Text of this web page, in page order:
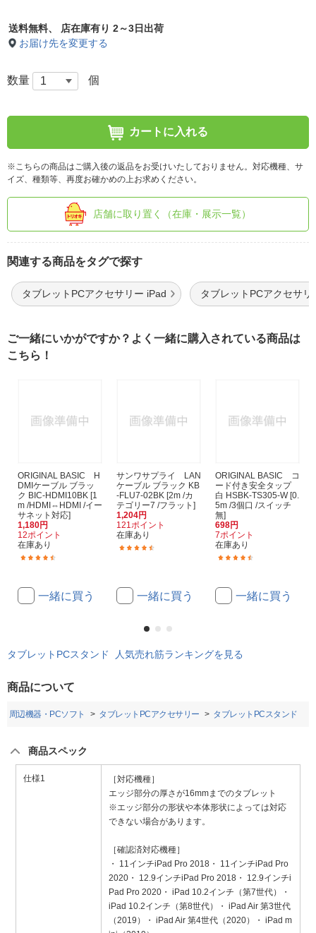
送料無料、
店在庫有り 2～3日出荷
お届け先を変更する
数量 個
カートに入れる
※こちらの商品はご購入後の返品をお受けいたしておりません。対応機種、サ
イズ、種類等、再度お確かめの上お求めください。
店舗に取り置く（在庫・展示一覧）
関連する商品をタグで探す
タブレットPCアクセサリー iPad タブレットPCアクセサ
ご一緒にいかがですか？よく一緒に購入されている商品は
こちら！
ORIGINAL BASIC H
DMIケーブル ブラッ
ク BIC-HDMI10BK [1
m /HDMI⇔HDMI /イー
サネット対応]
1,180円
12ポイント
在庫あり
一緒に買う
サンワサプライ LAN
ケーブル ブラック KB
-FLU7-02BK [2m /カ
テゴリー7 /フラット]
1,204円
121ポイント
在庫あり
一緒に買う
ORIGINAL BASIC コ
ード付き安全タップ
白 HSBK-TS305-W [0.
5m /3個口 /スイッチ
無]
698円
7ポイント
在庫あり
一緒に買う
タブレットPCスタンド 人気売れ筋ランキングを見る
商品について
周辺機器・PCソフト タブレットPCアクセサリー タブレットPCスタンド
商品スペック
仕様1
［対応機種］
エッジ部分の厚さが16mmまでのタブレット
※エッジ部分の形状や本体形状によっては対応
できない場合があります。
［確認済対応機種］
・ 11インチiPad Pro 2018・ 11インチiPad Pro
2020・ 12.9インチiPad Pro 2018・ 12.9インチi
Pad Pro 2020・ iPad 10.2インチ（第7世代）・
iPad 10.2インチ（第8世代）・ iPad Air 第3世代
（2019）・ iPad Air 第4世代（2020）・ iPad m